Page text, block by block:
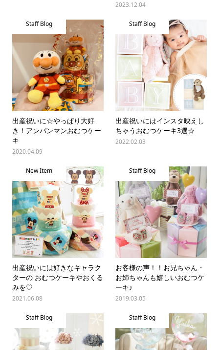
2023.12.04
Staff Blog
出産祝いに☆やっぱり大好
き！アンパンマンおむつケー
キ
2020.04.09
Staff Blog
出産祝いにはインスタ映えし
ちゃうおむつケーキ3選☆
2022.02.03
New Item
出産祝いには好きなキャラク
ターの おむつケーキやおくる
みを♡
2021.06.08
Staff Blog
お客様の声！！お兄ちゃん・
お姉ちゃんも嬉しいおむつケ
ーキ♪
2019.03.05
Staff Blog Staff Blog